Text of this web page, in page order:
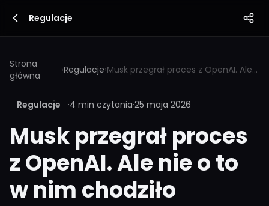
Regulacje
Strona
główna
›Regulacje› Musk przegrał proces z OpenAI. Ale nie o to w nim chodziło
Regulacje ·4 min czytania·25 maja 2026
Musk przegrał proces
z OpenAI. Ale nie o to
w nim chodziło